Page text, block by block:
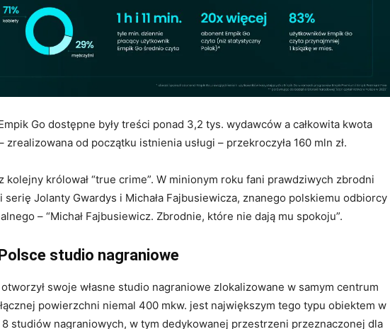
Go dostępne były treści ponad 3,2 tys. wydawców a całkowita kwota
zrealizowana od początku istnienia usługi – przekroczyła 160 mln zł.
kolejny królował “true crime”. W minionym roku fani prawdziwych zbrodni
Jolanty Gwardys i Michała Fajbusiewicza, znanego polskiemu odbiorcy
– “Michał Fajbusiewicz. Zbrodnie, które nie dają mu spokoju”.
studio nagraniowe
swoje własne studio nagraniowe zlokalizowane w samym centrum
powierzchni niemal 400 mkw. jest największym tego typu obiektem w
8 studiów nagraniowych, w tym dedykowanej przestrzeni przeznaczonej dla